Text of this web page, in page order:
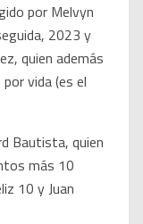
por Melvyn
2023 y
quien además
vida (es el
Bautista, quien
más 10
10 y Juan